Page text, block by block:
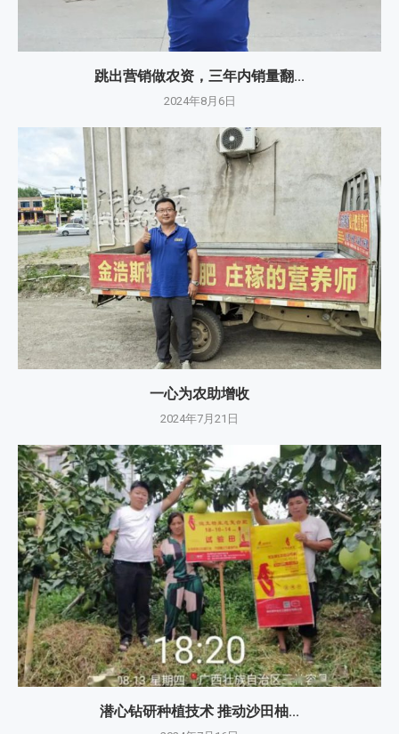
跳出营销做农资，三年内销量翻...
2024年8月6日
一心为农助增收
2024年7月21日
潜心钻研种植技术 推动沙田柚...